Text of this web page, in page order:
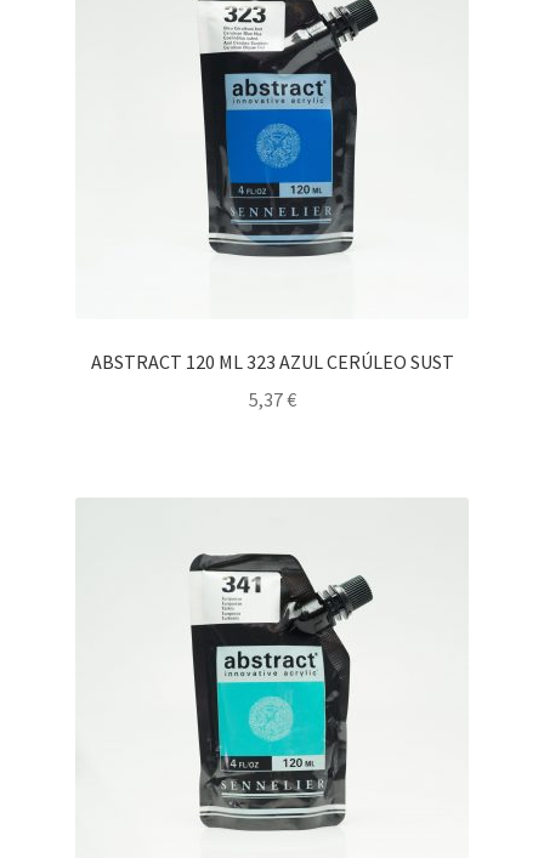
ABSTRACT 120 ML 323 AZUL CERÚLEO SUST
5,37€